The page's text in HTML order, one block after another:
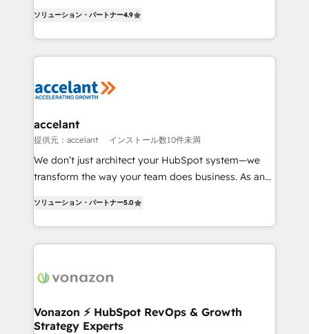
the rare Advanced "Custom Integrations"
Accreditation, securely sync data across... 🔄 any
new HubSpot portal with Advanced Website and
CRM Migrations using our in-house "HubScrub" Tool.
the strategy, processes, and teams that turn
HubSpot into a genuine growth engine. Named
HubSpot's Global Partner of the Year in 2024,
worldwide, and with over 15 years in the ecosystem,
One company, one operating model, delivering
across offices and consulting teams in the UK, USA,
Canada, Germany, France, Belgium, Singapore, and
South Africa. Certified compliant with ISO/IEC
international offices and 175+ employees.
ソリューション・パートナー4.9
accelant
提供元：accelant インストール数10件未満
We don’t just architect your HubSpot system—we
transform the way your team does business. As an
creating tailored, end-to-end CRM solutions that
accelerate growth, improve operational efficiency,
and ensure faster time to value on HubSpot. What
day one, our team takes the time to deeply
strategies that deliver impactful results. Our mission
is to empower you to unlock HubSpot’s full potential
ソリューション・パートナー5.0
Vonazon ⚡ HubSpot RevOps & Growth
Strategy Experts